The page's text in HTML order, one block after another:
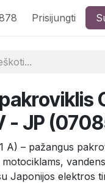
Prisijungti
- JP
A) – pažangus
Japonijos elektros